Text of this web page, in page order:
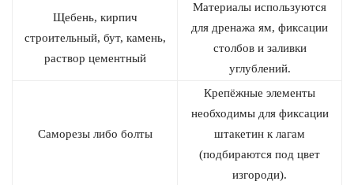
Щебень, кирпич
строительный, бут, камень,
раствор цементный
Материалы используются
для дренажа ям, фиксации
столбов и заливки
углублений.
Саморезы либо болты
Крепёжные элементы
необходимы для фиксации
штакетин к лагам
(подбираются под цвет
изгороди).